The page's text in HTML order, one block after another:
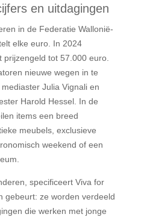
en uitdagingen
in de Federatie Wallonië-
elke euro. In 2024
tot 57.000 euro.
nieuwe wegen in te
Julia Vignali en
Harold Hessel. In de
items een breed
meubels, exclusieve
weekend of een
specificeert Viva for
gebeurt: ze worden verdeeld
die werken met jonge